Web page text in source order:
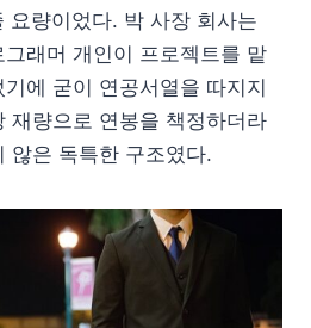
요량이었다. 박 사장 회사는
래머 개인이 프로젝트를 맡
에 굳이 연공서열을 따지지
재량으로 연봉을 책정하더라
않은 독특한 구조였다.